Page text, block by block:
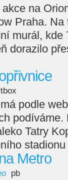
na
Praha. Na
murál, kde
dorazilo
podle
Tatry
Metro
pb